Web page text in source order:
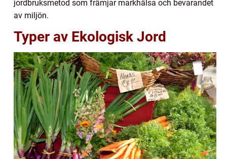
jordbruksmetod som främjar markhälsa och bevarandet
av miljön.
Typer av Ekologisk Jord